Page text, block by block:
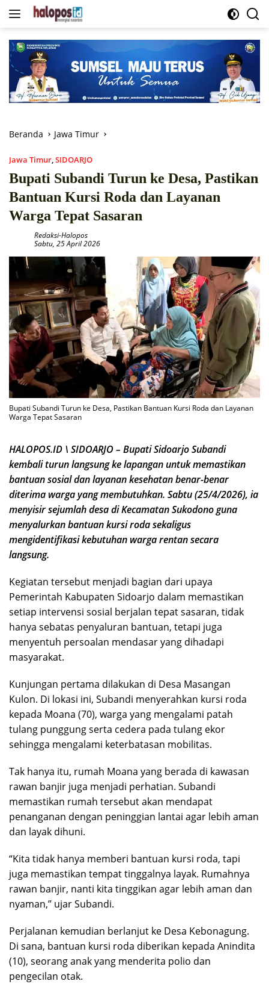
Langsung
Beranda Jawa Timur
Jawa Timur SIDOARJO
Bupati Subandi Turun ke Desa, Pastikan
Bantuan Kursi Roda dan Layanan
Warga Tepat Sasaran
Redaksi-Halopos
Sabtu, 25 April 2026
Bupati Subandi Turun ke Desa, Pastikan Bantuan Kursi Roda dan Layanan
Warga Tepat Sasaran
HALOPOS.ID \ SIDOARJO – Bupati Sidoarjo Subandi
kembali turun langsung ke lapangan untuk memastikan
bantuan sosial dan layanan kesehatan benar-benar
diterima warga yang membutuhkan. Sabtu (25/4/2026), ia
menyisir sejumlah desa di Kecamatan Sukodono guna
menyalurkan bantuan kursi roda sekaligus
mengidentifikasi kebutuhan warga rentan secara
langsung.
Kegiatan tersebut menjadi bagian dari upaya
Pemerintah Kabupaten Sidoarjo dalam memastikan
setiap intervensi sosial berjalan tepat sasaran, tidak
hanya sebatas penyaluran bantuan, tetapi juga
menyentuh persoalan mendasar yang dihadapi
masyarakat.
Kunjungan pertama dilakukan di Desa Masangan
Kulon. Di lokasi ini, Subandi menyerahkan kursi roda
kepada Moana (70), warga yang mengalami patah
tulang punggung serta cedera pada tulang ekor
sehingga mengalami keterbatasan mobilitas.
Tak hanya itu, rumah Moana yang berada di kawasan
rawan banjir juga menjadi perhatian. Subandi
memastikan rumah tersebut akan mendapat
penanganan dengan peninggian lantai agar lebih aman
dan layak dihuni.
“Kita tidak hanya memberi bantuan kursi roda, tapi
juga memastikan tempat tinggalnya layak. Rumahnya
rawan banjir, nanti kita tinggikan agar lebih aman dan
nyaman,” ujar Subandi.
Perjalanan kemudian berlanjut ke Desa Kebonagung.
Di sana, bantuan kursi roda diberikan kepada Anindita
(10), seorang anak yang menderita polio dan
pengecilan otak.